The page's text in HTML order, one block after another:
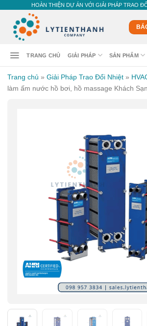
to
content
HOÀN THIỆN DỰ ÁN VỚI GIẢI PHÁP TRAO
TRANG CHỦ GIẢI PHÁP SẢN PHẨM
Trang chủ » Giải Pháp Trao Đổi Nhiệt »
làm ấm nước hồ bơi, hồ massage Khách